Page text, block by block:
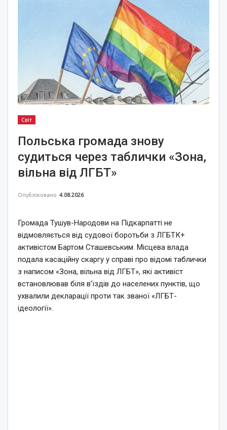
Світ
Польська громада знову
судиться через таблички «Зона,
вільна від ЛГБТ»
Опубліковано 4.08.2026
Громада Тушув-Народови на Підкарпатті не
відмовляється від судової боротьби з ЛГБТК+
активістом Бартом Сташевським. Місцева влада
подала касаційну скаргу у справі про відомі таблички
з написом «Зона, вільна від ЛГБТ», які активіст
встановлював біля в’їздів до населених пунктів, що
ухвалили декларації проти так званої «ЛГБТ-
ідеології».